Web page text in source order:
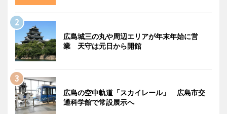
広島城三の丸や周辺エリアが年末年始に営
業 天守は元日から開館
広島の空中軌道「スカイレール」 広島市交
通科学館で常設展示へ